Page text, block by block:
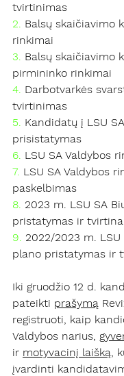
tvirtinimas
2. Balsų skaičiavimo
rinkimai
3. Balsų skaičiavimo
pirmininko rinkimai
4. Darbotvarkės
tvirtinimas
5. Kandidatų į LSU
prisistatymas
6. LSU SA Valdybos
7. LSU SA Valdybos
paskelbimas
8. 2023 m. LSU SA
pristatymas ir
9. 2022/2023 m. LSU
plano pristatymas ir
Iki gruodžio 12 d.
pateikti prašymą
registruoti, kaip
Valdybos narius,
ir motyvacinį laišką,
įvardinti